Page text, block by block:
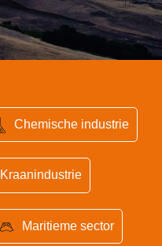
Chemische industrie
Kraanindustrie
Maritieme sector